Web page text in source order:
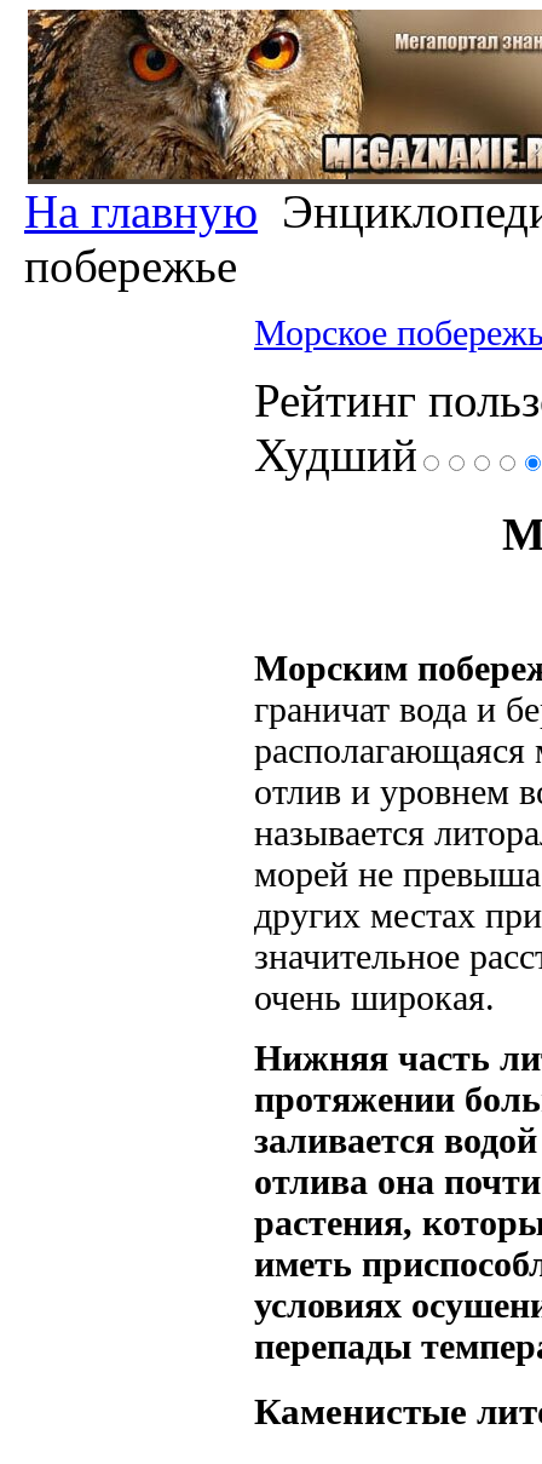
На главную
побережье
Морское
Рейтинг
Худший
Морским
граничат вода и
отлив и уровнем
называется
морей не
других местах
значительное
очень широкая.
Нижняя часть
протяжении
заливается
отлива она
растения,
иметь
условиях
перепады
Каменистые